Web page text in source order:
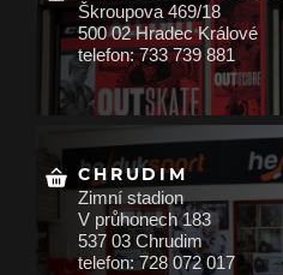
Škroupova 469/18
500 02 Hradec Králové
telefon: 733 739 881
CHRUDIM
Zimní stadion
V průhonech 183
537 03 Chrudim
telefon: 728 072 017